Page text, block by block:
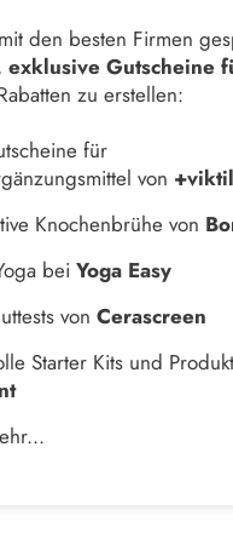
den besten Firmen
exklusive Gutscheine
zu erstellen:
für
von
Knochenbrühe von
bei Yoga Easy
von Cerascreen
Starter Kits und